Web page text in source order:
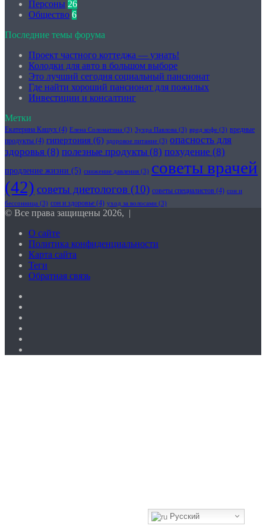
Персоны 26
Общество 6
Последние темы форума
Проект частного коттеджа — узнать!
Колодки для авто в большом выборе
Это лучший сегодня социальный пансионат
Где найти хороший пансионат для пожилых
Инвестиции и консалтинг
Метки
Екатерина Кашух (4) Елена Соломатина (3) Зухра Павлова (3) вред кофе (3) вредные
продукты (4) гипертония (6) здоровое питание (3) опасность для
здоровья (8) полезные продукты (8) похудение (8)
продление жизни (5) снижение давления (3) советы врачей
(42) советы диетологов (10) советы специалистов (4) сон и
бессонница (3) сон и здоровье (4) уход за волосами (3)
© Все права защищены 2026, |
О сайте
Политика конфиденциальности
Карта сайта
Теги
Обратная связь
Русский